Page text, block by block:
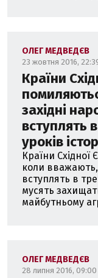
ОЛЕГ МЕДВЕДЄВ
23 жовтня 2016,
Країни
західні
вступлять
уроків
Країни
коли
вступлять в
мусять
майбутньому
ОЛЕГ МЕДВЕДЄВ
28 липня 2016, 09:00